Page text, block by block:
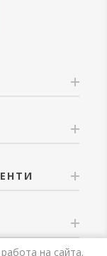
на сайта.